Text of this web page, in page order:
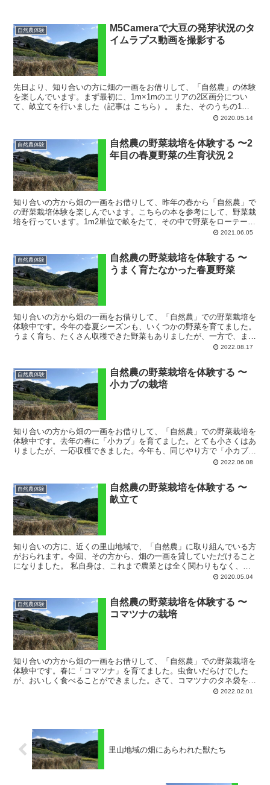
自然農体験
M5Cameraで大豆の発芽状況のタ
イムラプス動画を撮影する
先日より、知り合いの方に畑の一画をお借りして、「自然農」の体験
を楽しんでいます。まず最初に、1m×1mのエリアの2区画分につい
て、畝立てを行いました（記事は こちら）。 また、そのうちの1区
画については、トマトやバジルなどの苗を購入して植え... 2020.05.14
自然農体験
自然農の野菜栽培を体験する 〜2
年目の春夏野菜の生育状況２
知り合いの方から畑の一画をお借りして、昨年の春から「自然農」で
の野菜栽培体験を楽しんでいます。こちらの本を参考にして、野菜栽
培を行っています。1m2単位で畝をたて、その中で野菜をローテーシ
ョン栽培するというものです。2年目となる今年の春は、...2021.06.05
自然農体験
自然農の野菜栽培を体験する 〜
うまく育たなかった春夏野菜
知り合いの方から畑の一画をお借りして、「自然農」での野菜栽培を
体験中です。今年の春夏シーズンも、いくつかの野菜を育てました。
うまく育ち、たくさん収穫できた野菜もありましたが、一方で、まっ
たく実がつかなかったり、途中で枯れてしまったものもあり...2022.08.17
自然農体験
自然農の野菜栽培を体験する 〜
小カブの栽培
知り合いの方から畑の一画をお借りして、「自然農」での野菜栽培を
体験中です。去年の春に「小カブ」を育てました。とても小さくはあ
りましたが、一応収穫できました。今年も、同じやり方で「小カブ」
を育ててみます。2月26日、畑にタネをまきました。タネ...2022.06.08
自然農体験
自然農の野菜栽培を体験する 〜
畝立て
知り合いの方に、近くの里山地域で、「自然農」に取り組んでいる方
がおられます。今回、その方から、畑の一画を貸していただけること
になりました。 私自身は、これまで農業とは全く関わりもなく、家
庭菜園でさえもやったことがないのですが、せっかくの機会...2020.05.04
自然農体験
自然農の野菜栽培を体験する 〜
コマツナの栽培
知り合いの方から畑の一画をお借りして、「自然農」での野菜栽培を
体験中です。春に「コマツナ」を育てました。虫食いだらけでした
が、おいしく食べることができました。さて、コマツナのタネ袋を見
ると「秋まき冬どりが最も美味」と書かれていました。そんな...
2022.02.01
里山地域の畑にあらわれた獣たち